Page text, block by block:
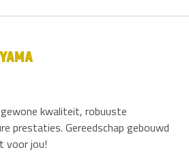
kwaliteit, robuuste
prestaties. Gereedschap gebouwd
voor jou!